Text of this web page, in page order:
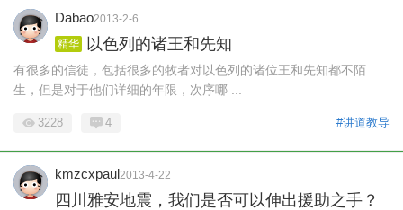
Dabao2013-2-6
精华
以色列的诸王和先知
有很多的信徒，包括很多的牧者对以色列的诸位王和先知都不陌
生，但是对于他们详细的年限，次序哪 ...
#讲道教导
3228 4
kmzcxpaul2013-4-22
四川雅安地震，我们是否可以伸出援助之手？